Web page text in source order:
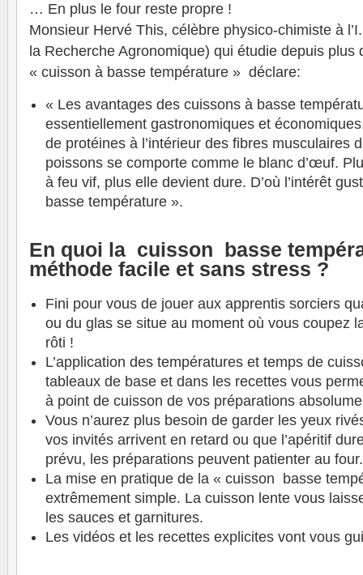
… En plus le four reste propre !
Monsieur Hervé This, célèbre physico-chimiste à
la Recherche Agronomique) qui étudie depuis
« cuisson à basse température » déclare:
« Les avantages des cuissons à basse
essentiellement gastronomiques et
de protéines à l’intérieur des fibres musculaires
poissons se comporte comme le blanc d’œuf.
à feu vif, plus elle devient dure. D’où l’intérêt
basse température ».
En quoi la cuisson basse
méthode facile et sans stress ?
Fini pour vous de jouer aux apprentis sorciers
ou du glas se situe au moment où vous coupez
rôti !
L’application des températures et temps de
tableaux de base et dans les recettes vous
à point de cuisson de vos préparations
Vous n’aurez plus besoin de garder les yeux
vos invités arrivent en retard ou que l’apéritif
prévu, les préparations peuvent patienter au four.
La mise en pratique de la « cuisson basse
extrêmement simple. La cuisson lente vous
les sauces et garnitures.
Les vidéos et les recettes explicites vont vous